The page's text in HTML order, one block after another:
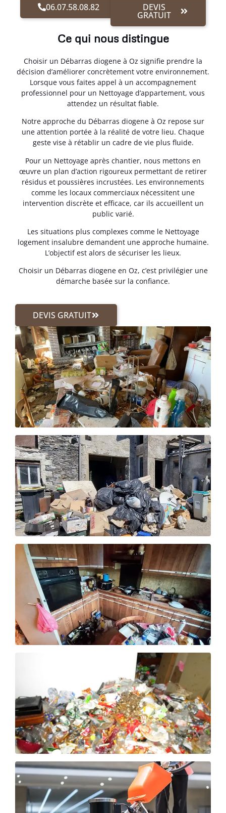
06.07.58.08.82 DEVIS
GRATUIT
Ce qui nous distingue
Choisir un Débarras diogene à Oz signifie prendre la
décision d’améliorer concrètement votre environnement.
Lorsque vous faites appel à un accompagnement
professionnel pour un Nettoyage d’appartement, vous
attendez un résultat fiable.
Notre approche du Débarras diogene à Oz repose sur
une attention portée à la réalité de votre lieu. Chaque
geste vise à rétablir un cadre de vie plus fluide.
Pour un Nettoyage après chantier, nous mettons en
œuvre un plan d’action rigoureux permettant de retirer
résidus et poussières incrustées. Les environnements
comme les locaux commerciaux nécessitent une
intervention discrète et efficace, car ils accueillent un
public varié.
Les situations plus complexes comme le Nettoyage
logement insalubre demandent une approche humaine.
L’objectif est alors de sécuriser les lieux.
Choisir un Débarras diogene en Oz, c’est privilégier une
démarche basée sur la confiance.
DEVIS GRATUIT